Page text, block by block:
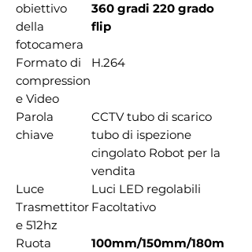
obiettivo
della
fotocamera
360 gradi 220 grado
flip
Formato di
compression
e Video
H.264
Parola
chiave
CCTV tubo di scarico
tubo di ispezione
cingolato Robot per la
vendita
Luce
Luci LED regolabili
Trasmettitor
e 512hz
Facoltativo
Ruota 100mm/150mm/180m